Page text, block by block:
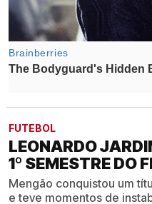
FUTEBOL
LEONARDO
1º SEMESTRE DO
Mengão conquistou um
e teve momentos de